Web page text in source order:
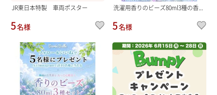
JR東日本特製 車両ポスター
5名様
洗濯用香りのビーズ80ml3種の香...
5名様